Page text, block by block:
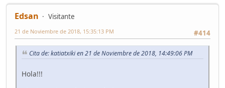
Edsan
Visitante
#414
21 de Noviembre de 2018, 15:35:13 PM
Cita de: katiatxiki en 21 de Noviembre de 2018, 14:49:06 PM
Hola!!!